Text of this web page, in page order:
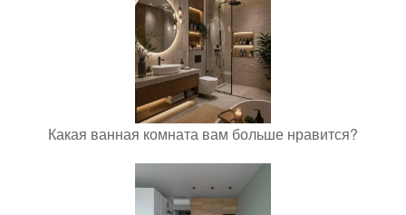
Какая ванная комната вам больше нравится?